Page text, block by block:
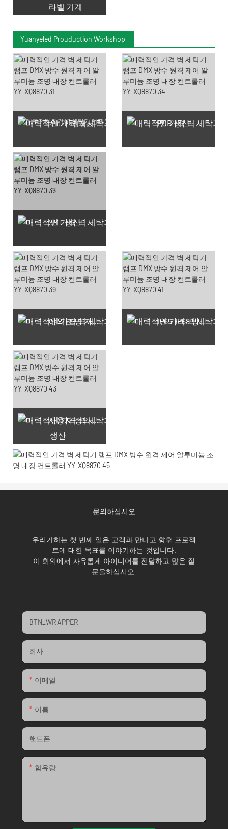
라벨 기계
Yuanyeled Prouduction Workshop
SMD LED 칩 생산 PCB 생산
SMT 생산
야외 조명 자랑스러운 작업장 IP65-IP68 방수 테스트 생산
사용자 정의 레이저 조각
생산
문의하십시오
우리가하는 첫 번째 일은 고객과 만나고 향후 프로젝
트에 대한 목표를 이야기하는 것입니다.
이 회의에서 자유롭게 아이디어를 전달하고 많은 질
문을하십시오.
BTN_WRAPPER
회사
이메일
이름
핸드폰
함유량